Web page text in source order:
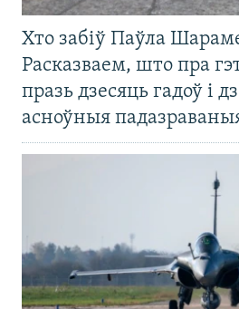
Хто забіў Паўла
Расказваем, што пра
празь дзесяць гадоў і
асноўныя